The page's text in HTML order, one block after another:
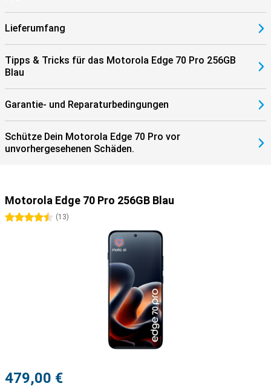
Lieferumfang
Tipps & Tricks für das Motorola Edge 70 Pro 256GB
Blau
Garantie- und Reparaturbedingungen
Schütze Dein Motorola Edge 70 Pro vor
unvorhergesehenen Schäden.
Motorola Edge 70 Pro 256GB Blau
4.5 Sterne
(13)
479,00 €